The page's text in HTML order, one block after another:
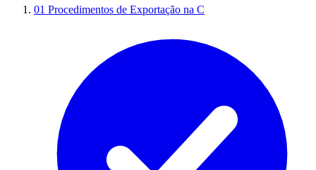
01 Procedimentos de Exportação na C